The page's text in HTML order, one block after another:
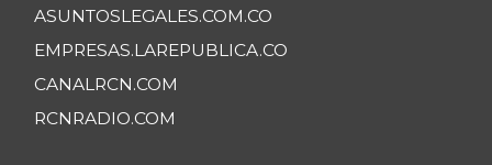
ASUNTOSLEGALES.COM.CO
EMPRESAS.LAREPUBLICA.CO
CANALRCN.COM
RCNRADIO.COM